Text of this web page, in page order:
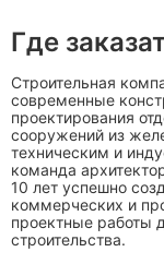
Где
Строительная
современные
проектирования
сооружений из
техническим и
команда
10 лет успешно
коммерческих и
проектные работы
строительства.